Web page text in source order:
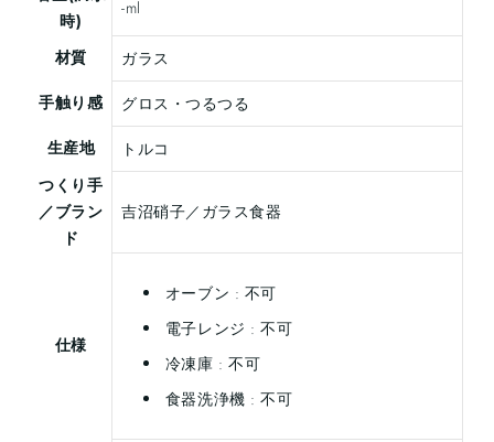
時)
-ml
材質
ガラス
手触り感
グロス・つるつる
生産地
トルコ
つくり手
／ブラン
ド
吉沼硝子／ガラス食器
仕様
オーブン : 不可
電子レンジ : 不可
冷凍庫 : 不可
食器洗浄機 : 不可